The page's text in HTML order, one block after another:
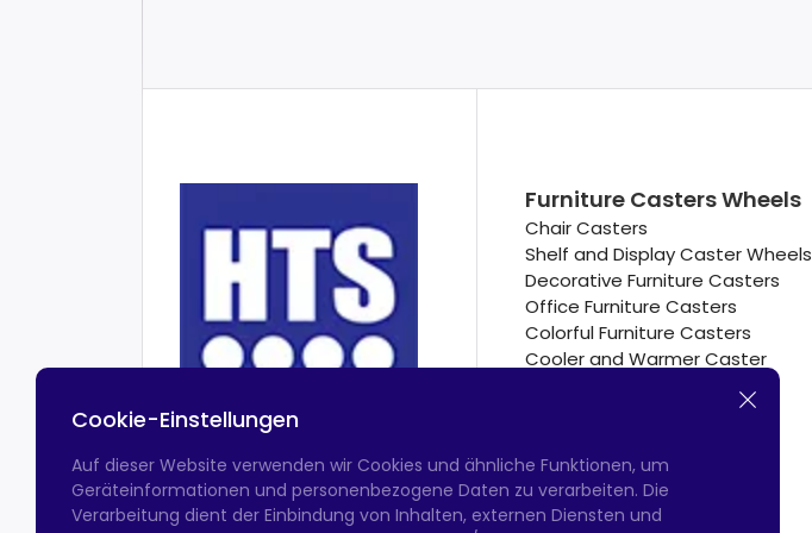
Furniture Casters Wheels
Chair Casters
Shelf and Display Caster Wheels
Decorative Furniture Casters
Office Furniture Casters
Colorful Furniture Casters
Cooler and Warmer Caster
Hotel Equipment Casters
Cookie-Einstellungen
Auf dieser Website verwenden wir Cookies und ähnliche Funktionen, um
Geräteinformationen und personenbezogene Daten zu verarbeiten. Die
Verarbeitung dient der Einbindung von Inhalten, externen Diensten und